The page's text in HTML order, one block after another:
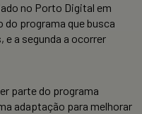
no Porto Digital em
do programa que busca
a segunda a ocorrer
parte do programa
adaptação para melhorar